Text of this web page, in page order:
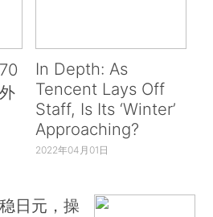
In Depth: As
Tencent Lays Off
Staff, Is Its ‘Winter’
Approaching?
2022年04月01日
日元，操